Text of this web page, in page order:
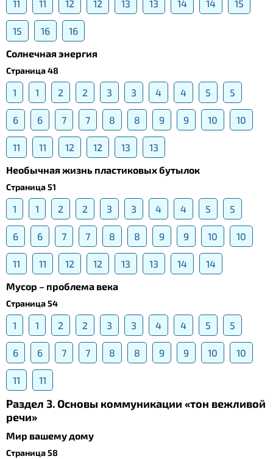
11 11 12 12 13 13 14 14 15
15 16
16
Солнечная энергия
Страница 48
1 1 2 2 3 3 4 4 5 5
6 6 7 7 8 8 9 9 10 10
11 11 12 12 13
13
Необычная жизнь пластиковых бутылок
Страница 51
1 1 2 2 3 3 4 4 5 5
6 6 7 7 8 8 9 9 10 10
11 11 12 12 13 13 14
14
Мусор – проблема века
Страница 54
1 1 2 2 3 3 4 4 5 5
6 6 7 7 8 8 9 9 10 10
11 11
Раздел 3. Основы коммуникации «тон вежливой
речи»
Мир вашему дому
Страница 58